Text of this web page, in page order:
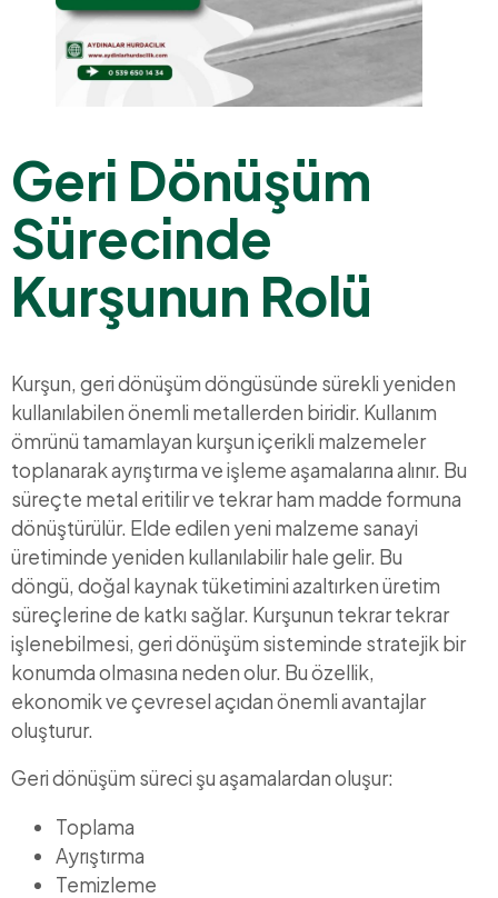
Geri Dönüşüm
Sürecinde
Kurşunun Rolü
Kurşun, geri dönüşüm döngüsünde sürekli yeniden
kullanılabilen önemli metallerden biridir. Kullanım
ömrünü tamamlayan kurşun içerikli malzemeler
toplanarak ayrıştırma ve işleme aşamalarına alınır. Bu
süreçte metal eritilir ve tekrar ham madde formuna
dönüştürülür. Elde edilen yeni malzeme sanayi
üretiminde yeniden kullanılabilir hale gelir. Bu
döngü, doğal kaynak tüketimini azaltırken üretim
süreçlerine de katkı sağlar. Kurşunun tekrar tekrar
işlenebilmesi, geri dönüşüm sisteminde stratejik bir
konumda olmasına neden olur. Bu özellik,
ekonomik ve çevresel açıdan önemli avantajlar
oluşturur.
Geri dönüşüm süreci şu aşamalardan oluşur:
Toplama
Ayrıştırma
Temizleme